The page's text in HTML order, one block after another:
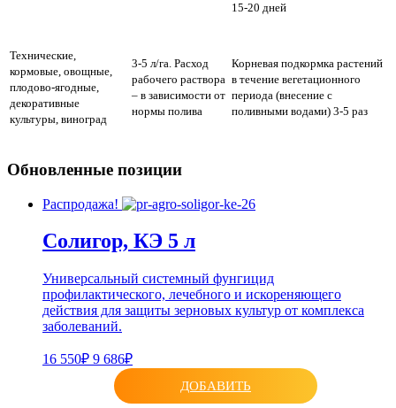
15-20 дней
Технические,
кормовые, овощные,
плодово-ягодные,
декоративные
культуры, виноград
3-5 л/га. Расход
рабочего раствора
– в зависимости от
нормы полива
Корневая подкормка растений
в течение вегетационного
периода (внесение с
поливными водами) 3-5 раз
Обновленные позиции
Распродажа!
Солигор, КЭ 5 л
Универсальный системный фунгицид
профилактического, лечебного и искореняющего
действия для защиты зерновых культур от комплекса
заболеваний.
16 550₽ 9 686₽
ДОБАВИТЬ